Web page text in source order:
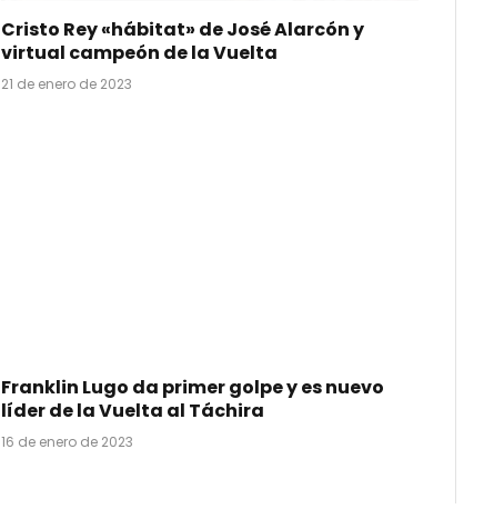
Cristo Rey «hábitat» de José Alarcón y
virtual campeón de la Vuelta
21 de enero de 2023
Franklin Lugo da primer golpe y es nuevo
líder de la Vuelta al Táchira
16 de enero de 2023